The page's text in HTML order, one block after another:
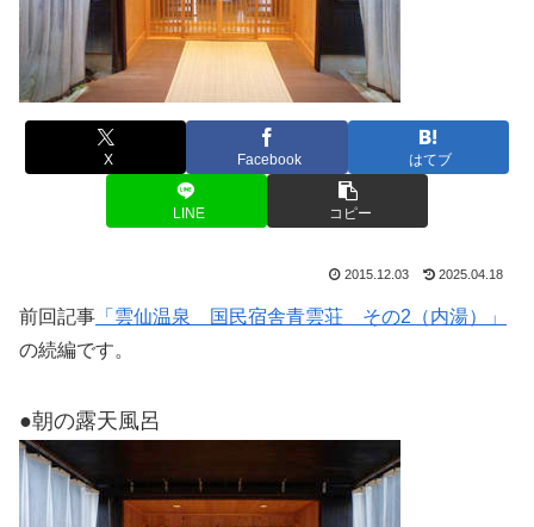
X Facebook はてブ
LINE コピー
2015.12.03 2025.04.18
前回記事 「雲仙温泉 国民宿舎青雲荘 その2（内湯）」
の続編です。
●朝の露天風呂